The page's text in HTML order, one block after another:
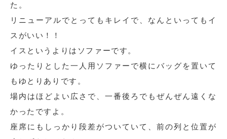
た。
リニューアルでとってもキレイで、なんといってもイ
スがいい！！
イスというよりはソファーです。
ゆったりとした一人用ソファーで横にバッグを置いて
もゆとりありです。
場内はほどよい広さで、一番後ろでもぜんぜん遠くな
かったですよ。
座席にもしっかり段差がついていて、前の列と位置が